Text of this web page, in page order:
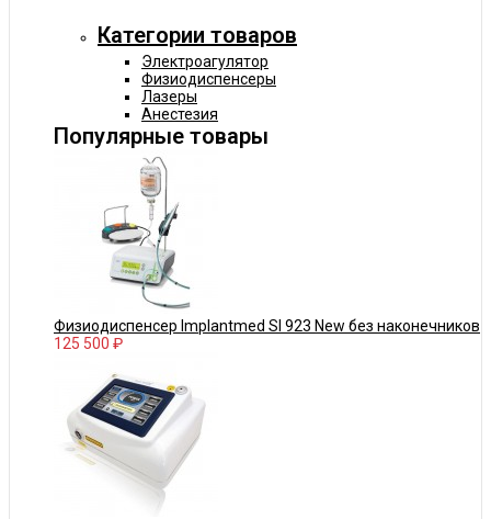
Категории товаров
Электроагулятор
Физиодиспенсеры
Лазеры
Анестезия
Популярные товары
Физиодиспенсер Implantmed SI 923 New без наконечников
125 500 ₽